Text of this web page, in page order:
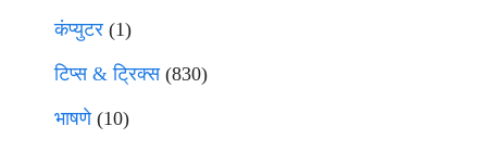
कंप्युटर (1)
टिप्स & ट्रिक्स(830)
भाषणे(10)